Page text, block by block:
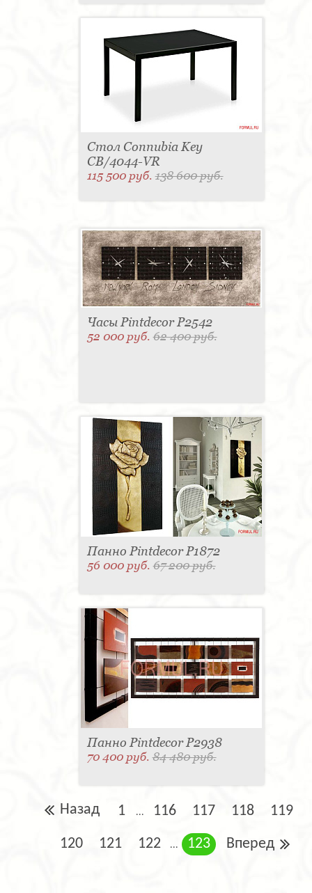
Стол Connubia Key
CB/4044-VR
115 500 руб.138 600 руб.
Часы Pintdecor P2542
52 000 руб.62 400 руб.
Панно Pintdecor P1872
56 000 руб.67 200 руб.
Панно Pintdecor P2938
70 400 руб.84 480 руб.
Назад 1 ... 116 117 118 119
120 121 122 ... 123 Вперед